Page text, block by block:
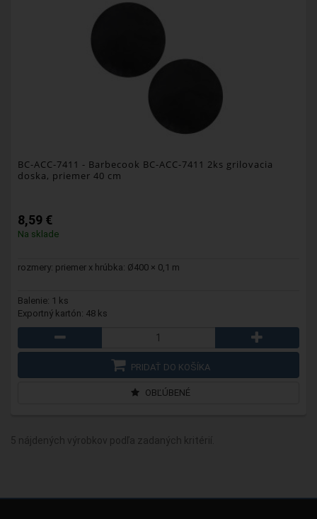
BC-ACC-7411 - Barbecook BC-ACC-7411 2ks grilovacia
doska, priemer 40 cm
8,59 €
Na sklade
rozmery: priemer x hrúbka: Ø400 × 0,1 m
Balenie: 1 ks
Exportný kartón: 48 ks
PRIDAŤ DO KOŠÍKA
OBĽÚBENÉ
5 nájdených výrobkov podľa zadaných kritérií.